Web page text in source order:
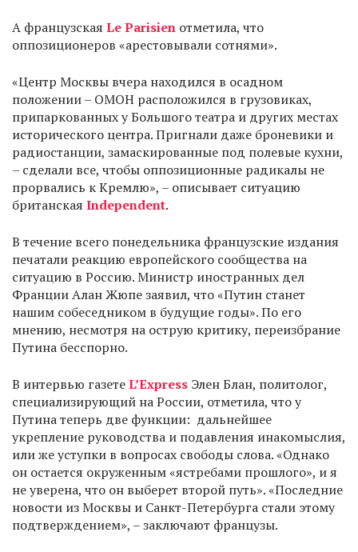
А французская Le Parisien отметила, что
оппозиционеров «арестовывали сотнями».
«Центр Москвы вчера находился в осадном
положении – ОМОН расположился в грузовиках,
припаркованных у Большого театра и других местах
исторического центра. Пригнали даже броневики и
радиостанции, замаскированные под полевые кухни,
– сделали все, чтобы оппозиционные радикалы не
прорвались к Кремлю», – описывает ситуацию
британская Independent.
В течение всего понедельника французские издания
печатали реакцию европейского сообщества на
ситуацию в Россию. Министр иностранных дел
Франции Алан Жюпе заявил, что «Путин станет
нашим собеседником в будущие годы». По его
мнению, несмотря на острую критику, переизбрание
Путина бесспорно.
В интервью газетеL’Express Элен Блан, политолог,
специализирующий на России, отметила, что у
Путина теперь две функции: дальнейшее
укрепление руководства и подавления инакомыслия,
или же уступки в вопросах свободы слова. «Однако
он остается окруженным «ястребами прошлого», и я
не уверена, что он выберет второй путь». «Последние
новости из Москвы и Санкт-Петербурга стали этому
подтверждением», – заключают французы.